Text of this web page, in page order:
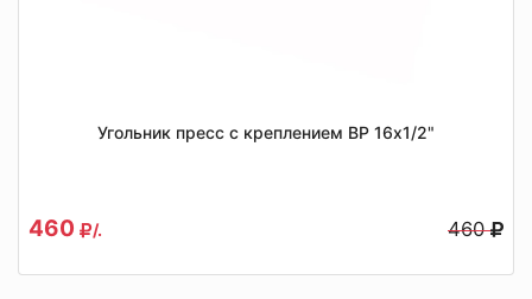
Угольник пресс с креплением ВР 16x1/2"
460 /. 460